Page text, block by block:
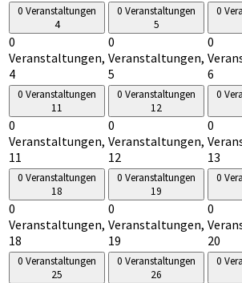
0 Veranstaltungen
4
0
Veranstaltungen,
4
0 Veranstaltungen
5
0
Veranstaltungen,
5
0
0
6
0 Veranstaltungen
11
0
Veranstaltungen,
11
0 Veranstaltungen
12
0
Veranstaltungen,
12
0
0
13
0 Veranstaltungen
18
0
Veranstaltungen,
18
0 Veranstaltungen
19
0
Veranstaltungen,
19
0
0
20
0 Veranstaltungen
25
0 Veranstaltungen
26
0